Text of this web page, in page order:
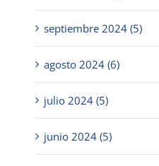
septiembre 2024 (5)
agosto 2024 (6)
julio 2024 (5)
junio 2024 (5)